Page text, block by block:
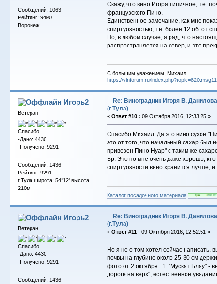
Сообщений: 1063
Рейтинг: 9490
Воронеж
Скажу, что вино Игоря типичное, т.е.
французского Пино.
Единственное замечание, как мне
спиртуозностью, т.е. более 12 об. от
Но, в любом случае, я рад, что
распространяется на север, и это
С большим уважением, Михаил.
https://vinforum.ru/
Игорь2
Ветеран
Спасибо
-Дано: 4430
-Получено: 9291
Сообщений: 1436
Рейтинг: 9291
г.Тула широта: 54°12' высота
210м
Re: Виноградник Игоря В. Данилова
(г.Тула)
« Ответ #10 : 09 Октября 2016, 12:33:25 »
Спасибо Михаил! Да это вино сухое
это от того, что начальный сахар был
привезен Пино Нуар" с таким же
Бр. Это по мне очень даже хорошо,
спиртуозности вино хранится лучше,
Каталог посадочного материала
Игорь2
Ветеран
Спасибо
-Дано: 4430
-Получено: 9291
Сообщений: 1436
Re: Виноградник Игоря В. Данилова
(г.Тула)
« Ответ #11 : 09 Октября 2016, 12:52:51 »
Но я не о том хотел сейчас написать,
почвы на глубине около 25-30 см
фото от 2 октября : 1. "Мускат Блау" -
дороге на верх", естественное